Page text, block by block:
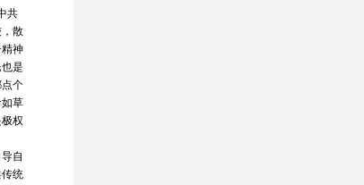
共
，散
精神
是
点个
如草
权
自
传统